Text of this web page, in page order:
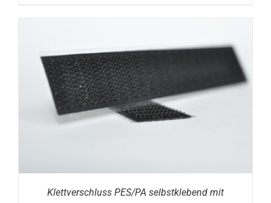
Klettverschluss PES/PA selbstklebend mit